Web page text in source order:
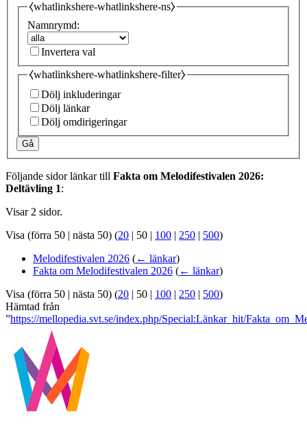
⧼whatlinkshere-whatlinkshere-ns⧽
Namnrymd:
Invertera val
⧼whatlinkshere-whatlinkshere-filter⧽
Dölj inkluderingar
Dölj länkar
Dölj omdirigeringar
Gå
Följande sidor länkar till Fakta om Melodifestivalen 2026:
Deltävling 1:
Visar 2 sidor.
Visa (förra 50 | nästa 50) (20 | 50 | 100 | 250 | 500)
Melodifestivalen 2026 (← länkar)
Fakta om Melodifestivalen 2026 (← länkar)
Visa (förra 50 | nästa 50) (20 | 50 | 100 | 250 | 500)
Hämtad från
”https://mellopedia.svt.se/index.php/Special:Länkar_hit/